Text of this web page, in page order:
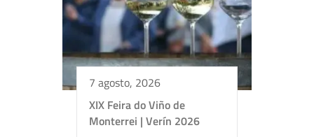
7 agosto, 2026
XIX Feira do Viño de
Monterrei | Verín 2026